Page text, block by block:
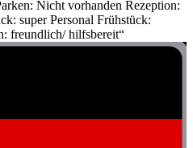
Nicht vorhanden Rezeption:
super Personal Frühstück:
freundlich/ hilfsbereit“